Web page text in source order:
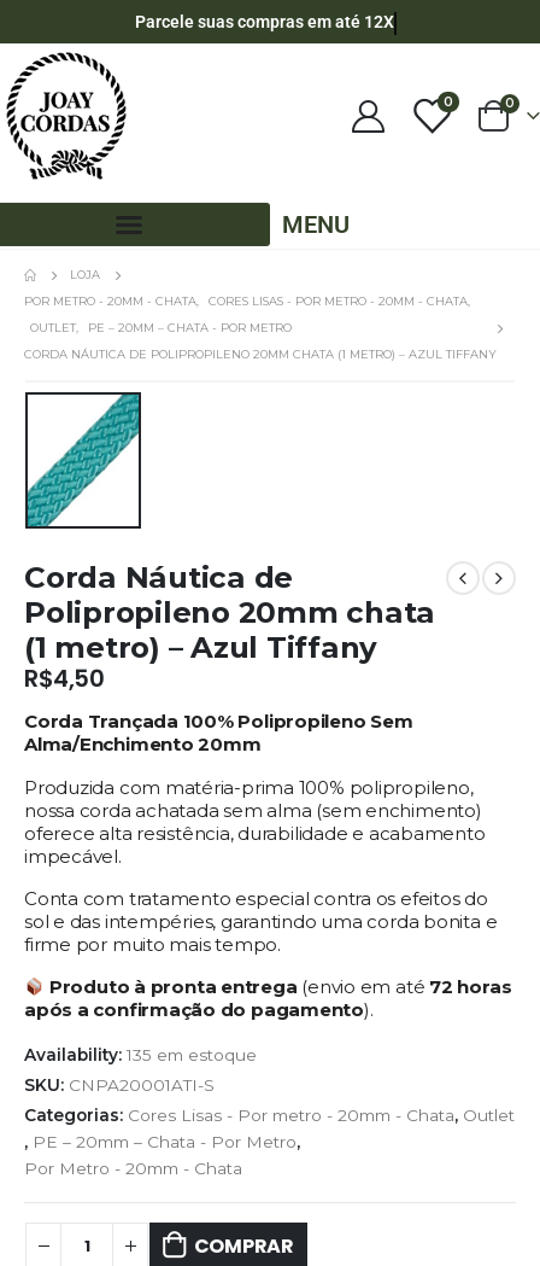
Parcele suas compras em até 12X
0 0
MENU
LOJA
POR METRO - 20MM - CHATA
CORES LISAS - POR METRO - 20MM - CHATA
OUTLET
PE – 20MM – CHATA - POR METRO
CORDA NÁUTICA DE POLIPROPILENO 20MM CHATA (1 METRO) – AZUL TIFFANY
Corda Náutica de
Polipropileno 20mm chata
(1 metro) – Azul Tiffany
R$4,50
Corda Trançada 100% Polipropileno Sem
Alma/Enchimento 20mm
Produzida com matéria-prima 100% polipropileno,
nossa corda achatada sem alma (sem enchimento)
oferece alta resistência, durabilidade e acabamento
impecável.
Conta com tratamento especial contra os efeitos do
sol e das intempéries, garantindo uma corda bonita e
firme por muito mais tempo.
Produto à pronta entrega (envio em até 72 horas
após a confirmação do pagamento).
Availability:135 em estoque
SKU: CNPA20001ATI-S
Categorias: Cores Lisas - Por metro - 20mm - Chata, Outlet
, PE – 20mm – Chata - Por Metro,
Por Metro - 20mm - Chata
COMPRAR